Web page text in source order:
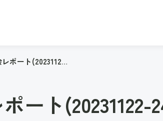
WebZooオフ会レポート(20231122-24)福岡メンバー飲み会
ート